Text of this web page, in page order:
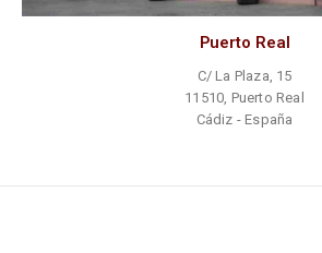
Puerto Real
C/ La Plaza, 15
11510, Puerto Real
Cádiz - España